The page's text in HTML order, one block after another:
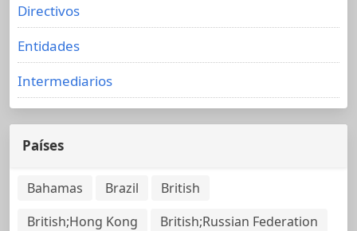
Directivos
Entidades
Intermediarios
Países
Bahamas Brazil
British
British;Hong Kong
British;Russian Federation